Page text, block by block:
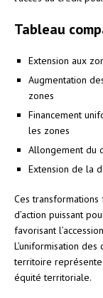
Tableau
Extension aux
Augmentation
zones
Financement
les zones
Allongement du
Extension de la
Ces
d’action puissant
favorisant
L’uniformisation des
territoire
équité territoriale.